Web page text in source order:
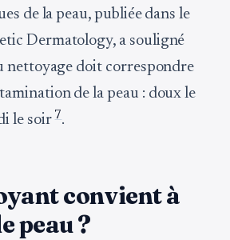
de la peau, publiée dans le
Dermatology, a souligné
nettoyage doit correspondre
de la peau : doux le
le soir 7.
convient à
peau ?